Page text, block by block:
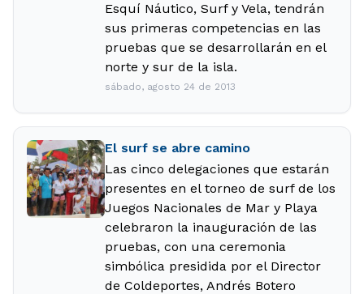
Esquí Náutico, Surf y Vela, tendrán
sus primeras competencias en las
pruebas que se desarrollarán en el
norte y sur de la isla.
sábado, agosto 24 de 2013
El surf se abre camino
Las cinco delegaciones que estarán
presentes en el torneo de surf de los
Juegos Nacionales de Mar y Playa
celebraron la inauguración de las
pruebas, con una ceremonia
simbólica presidida por el Director
de Coldeportes, Andrés Botero